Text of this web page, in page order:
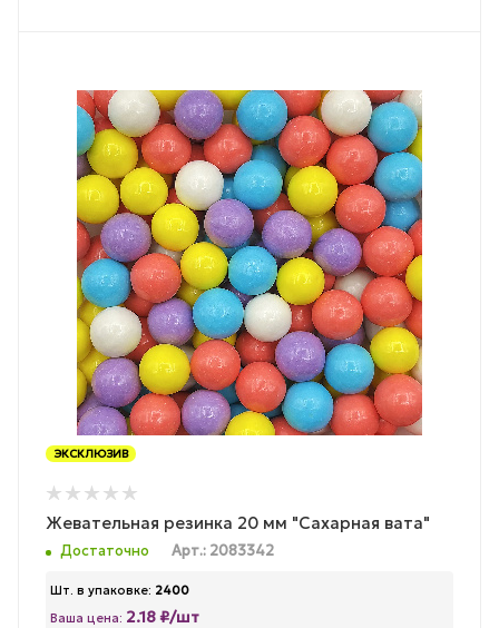
ЭКСКЛЮЗИВ
Жевательная резинка 20 мм "Сахарная вата"
Достаточно Арт.: 2083342
Шт. в упаковке: 2400
Ваша цена: 2.18 ₽/шт